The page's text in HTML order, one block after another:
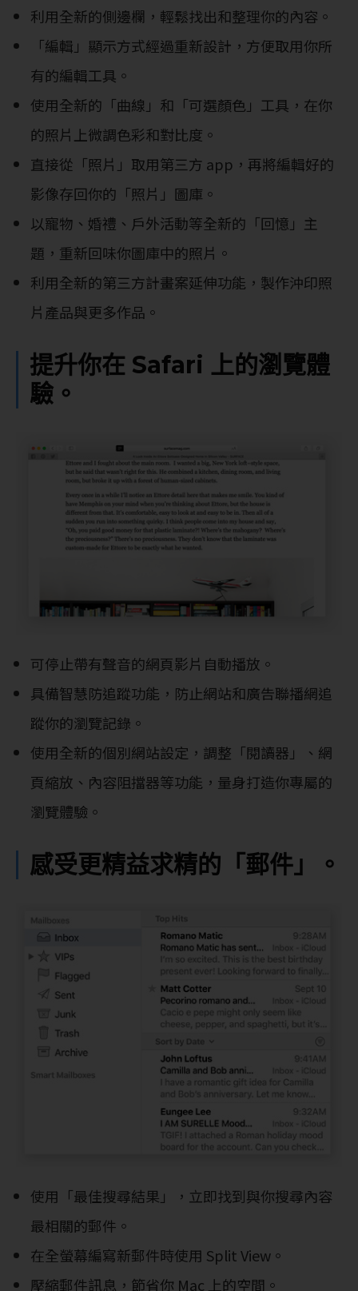
利用全新的側邊欄，輕鬆找出和整理你的內容。
「編輯」顯示方式經過重新設計，方便取用你所
有的編輯工具。
使用全新的「曲線」和「可選顏色」工具，在你
的照片上微調色彩和對比度。
直接從「照片」取用第三方 app，再將編輯好的
影像存回你的「照片」圖庫。
以寵物、婚禮、戶外活動等全新的「回憶」主
題，重新回味你圖庫中的照片。
利用全新的第三方計畫案延伸功能，製作沖印照
片產品與更多作品。
提升你在 Safari 上的瀏覽體
驗。
可停止帶有聲音的網頁影片自動播放。
具備智慧防追蹤功能，防止網站和廣告聯播網追
蹤你的瀏覽記錄。
使用全新的個別網站設定，調整「閱讀器」、網
頁縮放、內容阻擋器等功能，量身打造你專屬的
瀏覽體驗。
感受更精益求精的「郵件」。
使用「最佳搜尋結果」，立即找到與你搜尋內容
最相關的郵件。
在全螢幕編寫新郵件時使用 Split View。
壓縮郵件訊息，節省你 Mac 上的空間。